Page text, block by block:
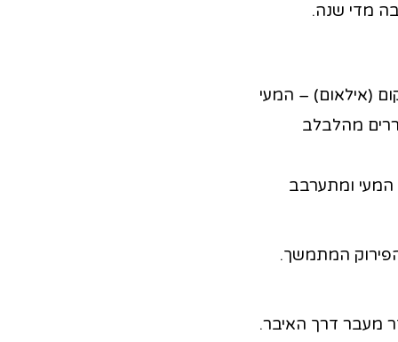
מדי שנה.
(אילאום) – המעי
מהלבלב
המעי ומתערבב
המתמשך.
מעבר דרך האיבר.